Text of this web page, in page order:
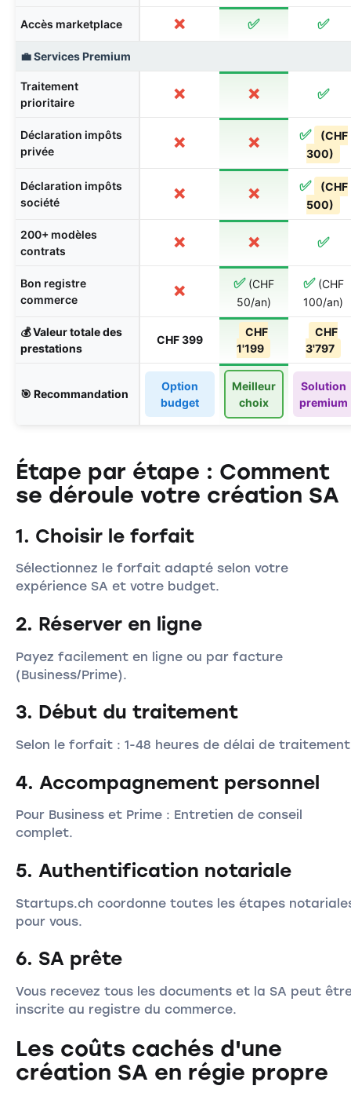
Accès marketplace ❌ ✅ ✅
💼 Services Premium
Traitement
prioritaire
❌ ❌ ✅
Déclaration impôts
privée
❌ ❌ ✅
(CHF
300)
Déclaration impôts
société
❌ ❌ ✅
(CHF
500)
200+ modèles
contrats
❌ ❌ ✅
Bon registre
commerce
❌ ✅(CHF
50/an)
✅(CHF
100/an)
💰 Valeur totale des
prestations
CHF 399
CHF
1'199
CHF
3'797
🎯 Recommandation
Option
budget
Meilleur
choix
Solution
premium
Étape par étape : Comment
se déroule votre création SA
1. Choisir le forfait
Sélectionnez le forfait adapté selon votre
expérience SA et votre budget.
2. Réserver en ligne
Payez facilement en ligne ou par facture
(Business/Prime).
3. Début du traitement
Selon le forfait : 1-48 heures de délai de
4. Accompagnement personnel
Pour Business et Prime : Entretien de conseil
complet.
5. Authentification notariale
Startups.ch coordonne toutes les étapes
pour vous.
6. SA prête
Vous recevez tous les documents et la SA peut
inscrite au registre du commerce.
Les coûts cachés d'une
création SA en régie propre